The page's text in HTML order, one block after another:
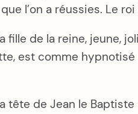
l’on a réussies. Le
de la reine, jeune,
est comme
tête de Jean le